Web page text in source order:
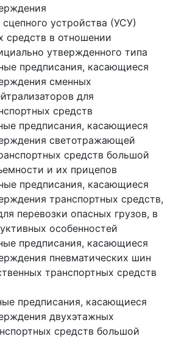
устройства (УСУ)
в отношении
утвержденного типа
предписания, касающиеся
сменных
для
средств
предписания, касающиеся
светотражающей
средств большой
и их прицепов
предписания, касающиеся
транспортных средств,
перевозки опасных грузов, в
особенностей
предписания, касающиеся
пневматических шин
транспортных средств
предписания, касающиеся
двухэтажных
средств большой